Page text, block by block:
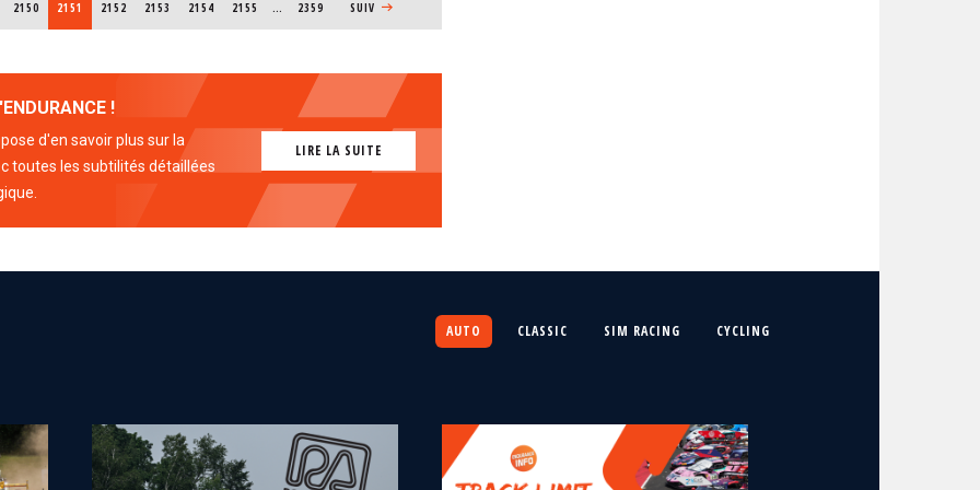
PAGE
2150 PAGE COURANTE
2151 PAGE
2152 PAGE
2153 PAGE
2154 PAGE
2155 … 2359 PAGE SUIVANTE
SUIV
!
d'en savoir plus sur la
toutes les subtilités détaillées
LIRE LA SUITE
AUTO CLASSIC SIM RACING CYCLING